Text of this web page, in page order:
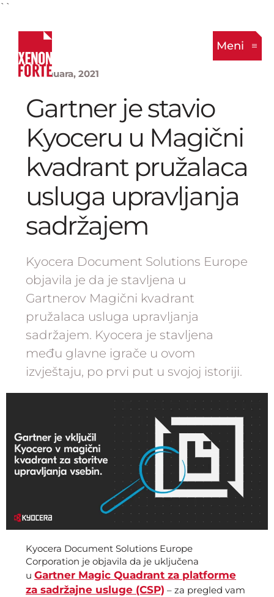
``
Meni
8. Januara, 2021
Gartner je stavio
Kyoceru u Magični
kvadrant pružalaca
usluga upravljanja
sadržajem
Kyocera Document Solutions Europe
objavila je da je stavljena u
Gartnerov Magični kvadrant
pružalaca usluga upravljanja
sadržajem. Kyocera je stavljena
među glavne igrače u ovom
izvještaju, po prvi put u svojoj istoriji.
Kyocera Document Solutions Europe
Corporation je objavila da je uključena
u Gartner Magic Quadrant za platforme
za sadržajne usluge (CSP) – za pregled vam